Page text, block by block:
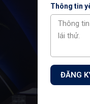
Thông tin
ĐĂNG